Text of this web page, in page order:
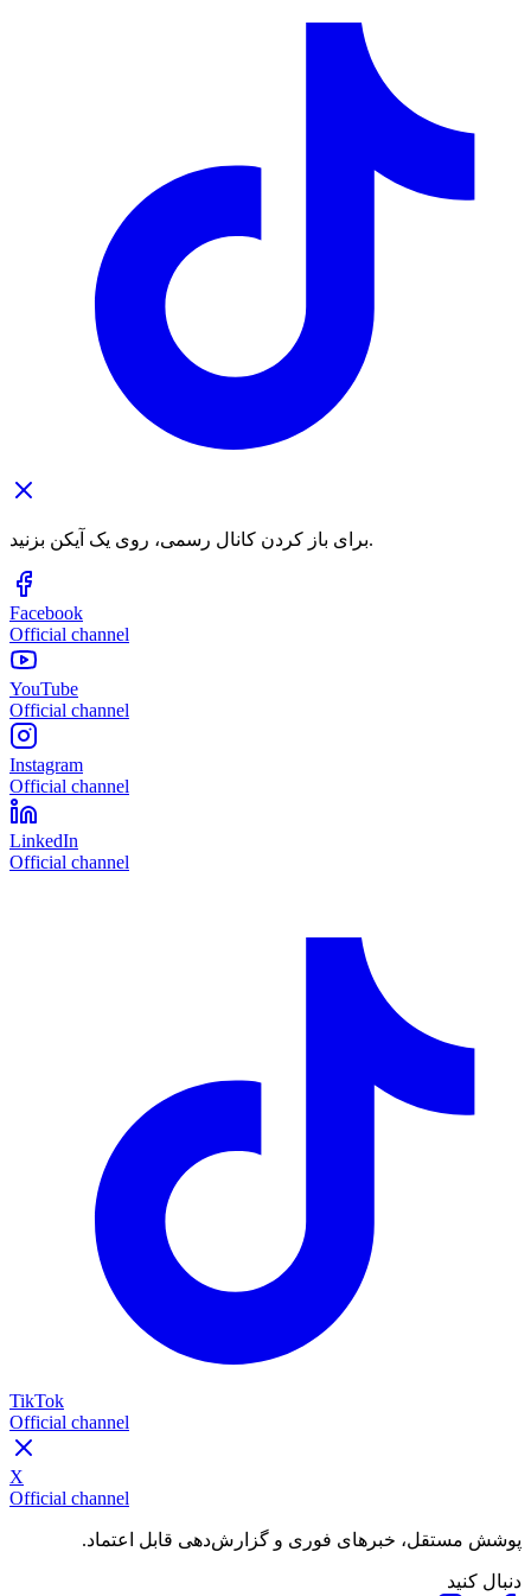
برای باز کردن کانال رسمی، روی یک آیکن بزنید.
Facebook
Official channel
YouTube
Official channel
Instagram
Official channel
LinkedIn
Official channel
TikTok
Official channel
X
Official channel
پوشش مستقل، خبرهای فوری و گزارش‌دهی قابل اعتماد.
دنبال کنید